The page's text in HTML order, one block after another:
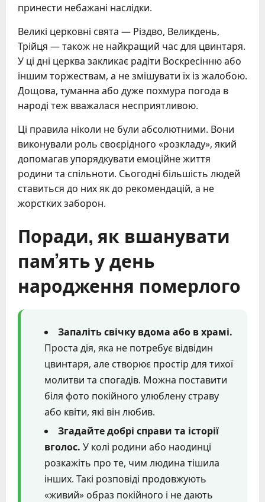
принести небажані наслідки.
Великі церковні свята — Різдво, Великдень,
Трійця — також не найкращий час для цвинтаря.
У ці дні церква закликає радіти Воскресінню або
іншим торжествам, а не змішувати їх із жалобою.
Дощова, туманна або дуже похмура погода в
народі теж вважалася несприятливою.
Ці правила ніколи не були абсолютними. Вони
виконували роль своєрідного «розкладу», який
допомагав упорядкувати емоційне життя
родини та спільноти. Сьогодні більшість людей
ставиться до них як до рекомендацій, а не
жорстких заборон.
Поради, як вшанувати
пам’ять у день
народження померлого
Запаліть свічку вдома або в храмі.
Проста дія, яка не потребує відвідин
цвинтаря, але створює простір для тихої
молитви та спогадів. Можна поставити
біля фото покійного улюблену страву
або квіти, які він любив.
Згадайте добрі справи та історії
вголос. У колі родини або наодинці
розкажіть про те, чим людина тішила
інших. Такі розповіді продовжують
«живий» образ покійного і не дають